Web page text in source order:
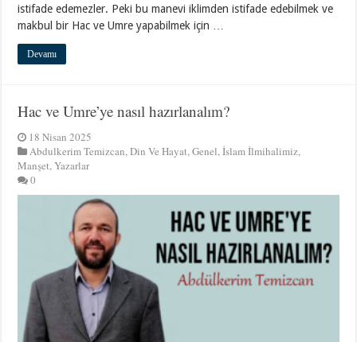
istifade edemezler. Peki bu manevi iklimden istifade edebilmek ve
makbul bir Hac ve Umre yapabilmek için …
Devamı
Hac ve Umre’ye nasıl hazırlanalım?
18 Nisan 2025
Abdulkerim Temizcan,Din Ve Hayat,Genel,İslam İlmihalimiz,
Manşet,Yazarlar
0